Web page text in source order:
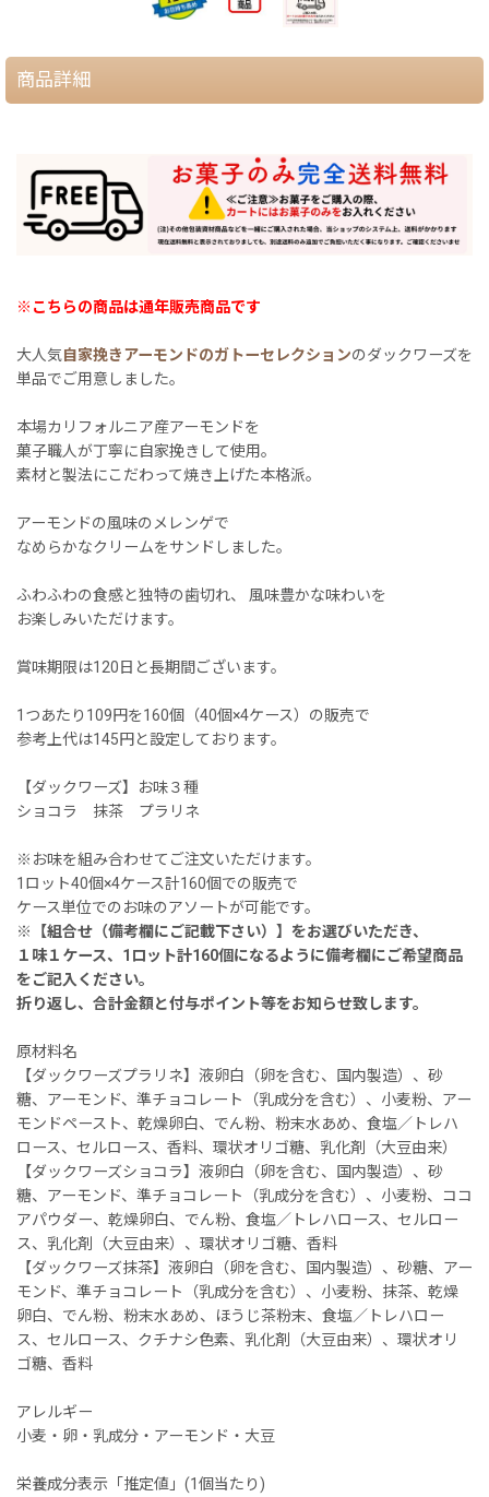
商品詳細
※こちらの商品は通年販売商品です
大人気自家挽きアーモンドのガトーセレクションのダックワーズを
単品でご用意しました。
本場カリフォルニア産アーモンドを
菓子職人が丁寧に自家挽きして使用。
素材と製法にこだわって焼き上げた本格派。
アーモンドの風味のメレンゲで
なめらかなクリームをサンドしました。
ふわふわの食感と独特の歯切れ、 風味豊かな味わいを
お楽しみいただけます。
賞味期限は120日と長期間ございます。
1つあたり109円を160個（40個×4ケース）の販売で
参考上代は145円と設定しております。
【ダックワーズ】お味３種
ショコラ 抹茶 プラリネ
※お味を組み合わせてご注文いただけます。
1ロット40個×4ケース計160個での販売で
ケース単位でのお味のアソートが可能です。
※【組合せ（備考欄にご記載下さい）】をお選びいただき、
１味１ケース、1ロット計160個になるように備考欄にご希望商品
をご記入ください。
折り返し、合計金額と付与ポイント等をお知らせ致します。
原材料名
【ダックワーズプラリネ】液卵白（卵を含む、国内製造）、砂
糖、アーモンド、準チョコレート（乳成分を含む）、小麦粉、アー
モンドペースト、乾燥卵白、でん粉、粉末水あめ、食塩／トレハ
ロース、セルロース、香料、環状オリゴ糖、乳化剤（大豆由来）
【ダックワーズショコラ】液卵白（卵を含む、国内製造）、砂
糖、アーモンド、準チョコレート（乳成分を含む）、小麦粉、ココ
アパウダー、乾燥卵白、でん粉、食塩／トレハロース、セルロー
ス、乳化剤（大豆由来）、環状オリゴ糖、香料
【ダックワーズ抹茶】液卵白（卵を含む、国内製造）、砂糖、アー
モンド、準チョコレート（乳成分を含む）、小麦粉、抹茶、乾燥
卵白、でん粉、粉末水あめ、ほうじ茶粉末、食塩／トレハロー
ス、セルロース、クチナシ色素、乳化剤（大豆由来）、環状オリ
ゴ糖、香料
アレルギー
小麦・卵・乳成分・アーモンド・大豆
栄養成分表示「推定値」(1個当たり)